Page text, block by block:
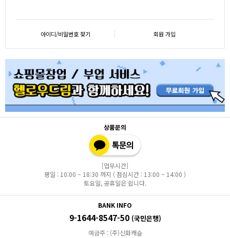
아이디/비밀번호 찾기 회원 가입
상품문의
[업무시간]
평일 : 10:00 ~ 18:30 까지 ( 점심시간 : 13:00 ~ 14:00 )
토요일, 공휴일은 쉽니다.
BANK INFO
9-1644-8547-50 (국민은행)
예금주 : (주)신화캐슬